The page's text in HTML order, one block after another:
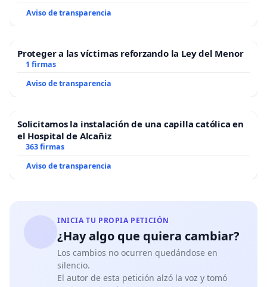
Aviso de transparencia
Proteger a las víctimas reforzando la Ley del Menor
1 firmas
Aviso de transparencia
Solicitamos la instalación de una capilla católica en
el Hospital de Alcañiz
363 firmas
Aviso de transparencia
INICIA TU PROPIA PETICIÓN
¿Hay algo que quiera cambiar?
Los cambios no ocurren quedándose en
silencio.
El autor de esta petición alzó la voz y tomó